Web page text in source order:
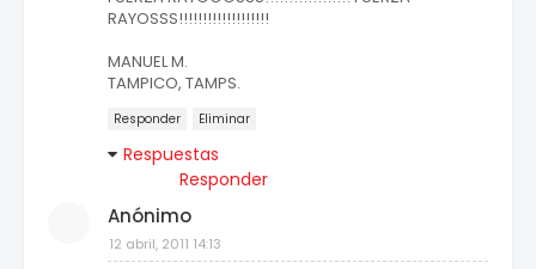
RAYOSSS!!!!!!!!!!!!!!!!!!!
MANUEL M.
TAMPICO, TAMPS.
Responder Eliminar
Respuestas
Responder
Anónimo
12 abril, 2011 14:13